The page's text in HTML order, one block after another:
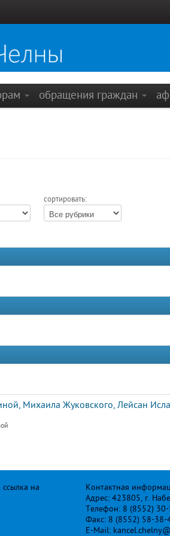
обращения граждан
сортировать:
Михаила Жуковского, Лейсан
на
Контактная
Адрес: 423805, г.
Телефон: 8 (8552)
Факс: 8 (8552) 58-38-
E-Mail: